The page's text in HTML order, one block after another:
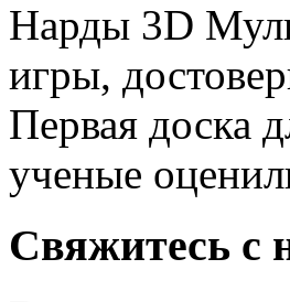
Нарды 3D
игры,
Первая доска
ученые
Свяжитесь с